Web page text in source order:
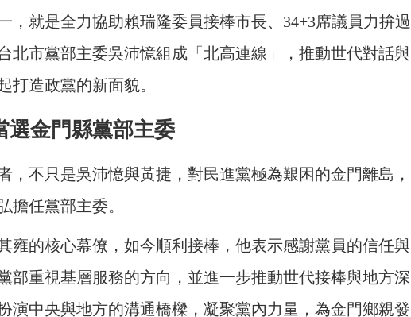
，就是全力協助賴瑞隆委員接棒市長、34+3席議員力拚過
北市黨部主委吳沛憶組成「北高連線」，推動世代對話與
打造政黨的新面貌。
選金門縣黨部主委
，不只是吳沛憶與黃捷，對民進黨極為艱困的金門離島，
擔任黨部主委。
雍的核心幕僚，如今順利接棒，他表示感謝黨員的信任與
部重視基層服務的方向，並進一步推動世代接棒與地方深
演中央與地方的溝通橋樑，凝聚黨內力量，為金門鄉親發